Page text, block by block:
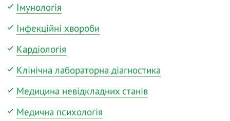
Імунологія
Інфекційні хвороби
Кардіологія
Клінічна лабораторна діагностика
Медицина невідкладних станів
Медична психологія